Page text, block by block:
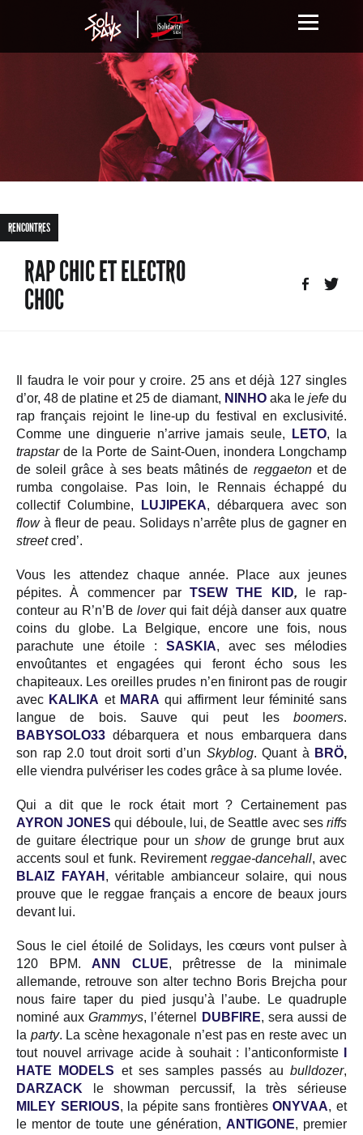
RENCONTRES
RAP CHIC ET ELECTRO
CHOC
Il faudra le voir pour y croire. 25 ans et déjà 127 singles
d’or, 48 de platine et 25 de diamant, NINHOaka le jefedu
rap français rejoint le line-up du festival en exclusivité.
Comme une dinguerie n’arrive jamais seule,
LETO, la
trapstarde la Porte de Saint-Ouen, inondera Longchamp
de soleil grâce à ses beats mâtinés de reggaetonet de
rumba congolaise.
Pas loin, le Rennais échappé du
collectif Columbine,
LUJIPEKA, débarquera avec son
flowà fleur de peau. Solidays n’arrête plus de gagner en
streetcred’.
Vous les attendez chaque année. Place aux jeunes
pépites. À commencer par
TSEW THE KID, le rap-
conteur au R’n’B de loverqui fait déjà danser aux quatre
coins du globe. La Belgique, encore une fois, nous
parachute une étoile : SASKIA, avec ses mélodies
envoûtantes et engagées qui feront écho sous les
chapiteaux. Les oreilles prudes n’en finiront pas de rougir
avec KALIKA et MARA qui affirment leur féminité sans
langue de bois. Sauve qui peut les boomers.
BABYSOLO33 débarquera et nous embarquera dans
son rap 2.0 tout droit sorti d’un Skyblog. Quant à BRÖ,
elle viendra pulvériser les codes grâce à sa plume lovée.
Qui a dit que le rock était mort ? Certainement pas
AYRON JONES qui déboule, lui, de Seattle avec sesriffs
de guitare électrique pour un showde grunge brut aux
accents soul et funk. Revirement reggae-dancehall, avec
BLAIZ FAYAH , véritable ambianceur solaire, qui nous
prouve que le reggae français a encore de beaux jours
devant lui.
Sous le ciel étoilé de Solidays, les cœurs vont pulser à
120 BPM. ANN CLUE, prêtresse de la minimale
allemande, retrouve son alter techno Boris Brejcha pour
nous faire taper du pied jusqu’à l’aube. Le quadruple
nominé auxGrammys, l’éternel DUBFIRE, sera aussi de
la party. La scène hexagonale n’est pas en reste avec un
tout nouvel arrivage acide à souhait : l’anticonformiste
HATE MODELS et ses samples passés aubulldozer,
DARZACK le showman percussif, la très sérieuse
MILEY SERIOUS, la pépite sans frontièresONYVAA, et
le mentor de toute une génération, ANTIGONE, premier